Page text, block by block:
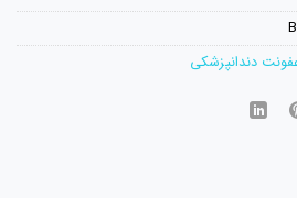
دندانپزشکی